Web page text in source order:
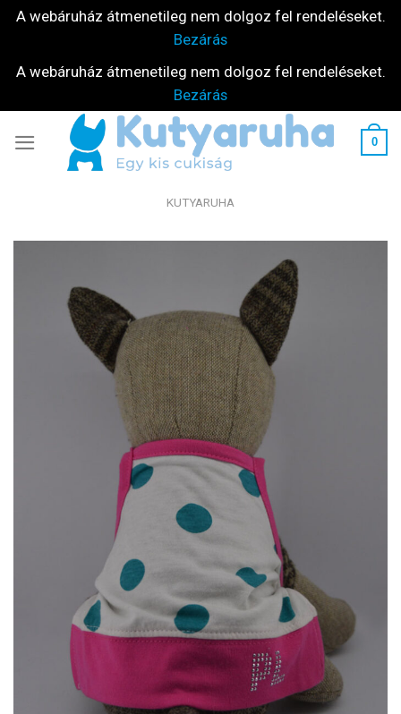
A webáruház átmenetileg nem dolgoz fel rendeléseket.
Bezárás
A webáruház átmenetileg nem dolgoz fel rendeléseket.
Bezárás
0
KUTYARUHA